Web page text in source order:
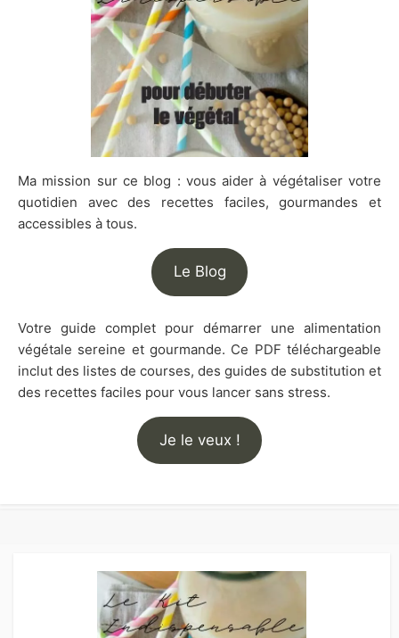
Ma mission sur ce blog : vous aider à végétaliser votre
quotidien avec des recettes faciles, gourmandes et
accessibles à tous.
Le Blog
Votre guide complet pour démarrer une alimentation
végétale sereine et gourmande. Ce PDF téléchargeable
inclut des listes de courses, des guides de substitution et
des recettes faciles pour vous lancer sans stress.
Je le veux !